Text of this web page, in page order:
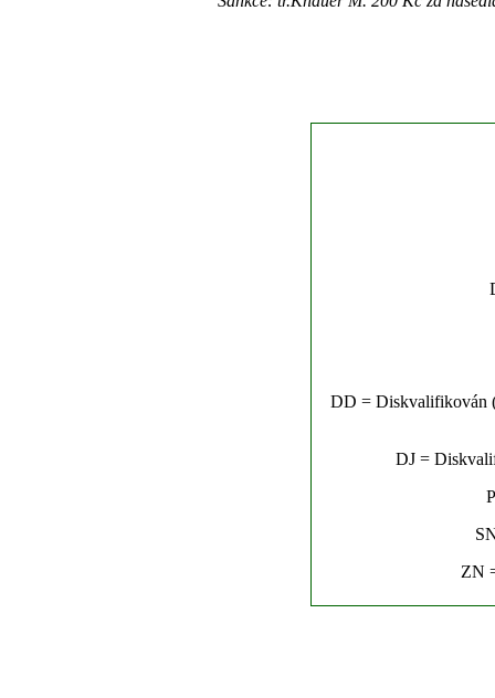
DD = Diskvalifikován
DJ =
ZN